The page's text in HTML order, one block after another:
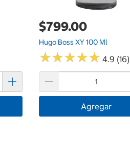
$799.00
Hugo Boss XY 100 Ml
★★★★★
★★★★★ 4.9 (16)
Agregar